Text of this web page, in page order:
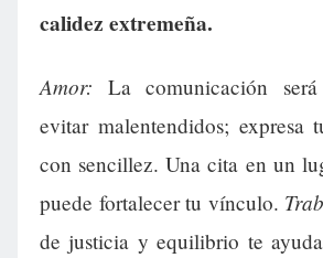
calidez extremeña.
Amor: La comunicación
evitar malentendidos; expresa
con sencillez. Una cita en un
puede fortalecer tu vínculo.
de justicia y equilibrio te